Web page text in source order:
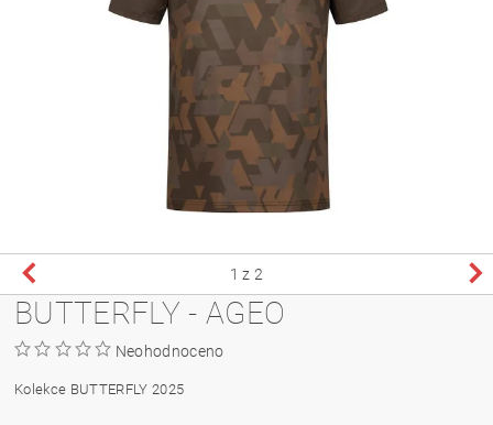
1 z 2
BUTTERFLY - AGEO
Neohodnoceno
Kolekce BUTTERFLY 2025